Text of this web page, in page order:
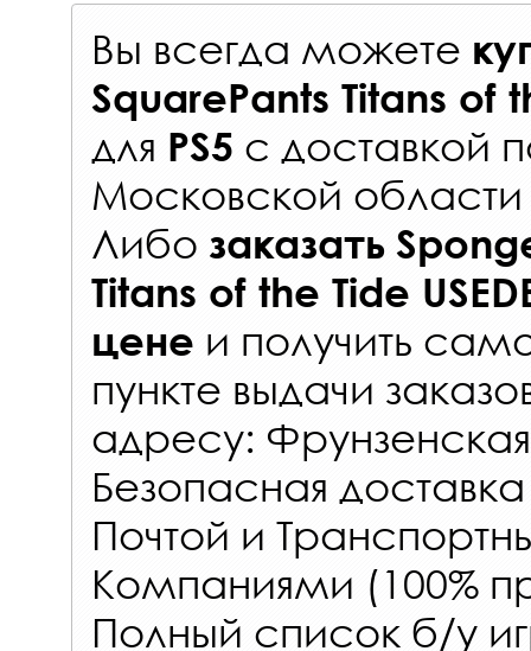
Вы всегда можете
SquarePants Titans of
для PS5 с доставкой
Московской
Либо заказать
Titans of the Tide
цене и получить
пункте выдачи
адресу:
Безопасная
Почтой и
Компаниями (100%
Полный список б/у